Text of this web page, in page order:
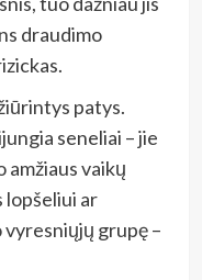
draudimo
patys.
seneliai – jie
vaikų
lopšeliui ar
grupę –